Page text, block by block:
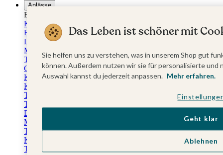
Anlässe
Eventplattform
Kommunionskarten
Einladungskarten Kommunion
Danksagung Kommunion
Menükarten Kommunion
Tischkarten Kommunion
Gästebuch Kommunion
Kerzen Kommunion
Kartenbox Kommunion
Taufkarten
Taufeinladungen
Dankeskarten Taufe
Menükarten Taufe
Tischkarten Taufe
Kirchenheft Taufe
Taufkerzen
Das Leben ist schöner mit
Sie helfen uns zu verstehen, was in unserem Shop gut
können. Außerdem nutzen wir sie für personalisierte
Auswahl kannst du jederzeit anpassen. Mehr erfahren.
Ablehnen
Geht klar